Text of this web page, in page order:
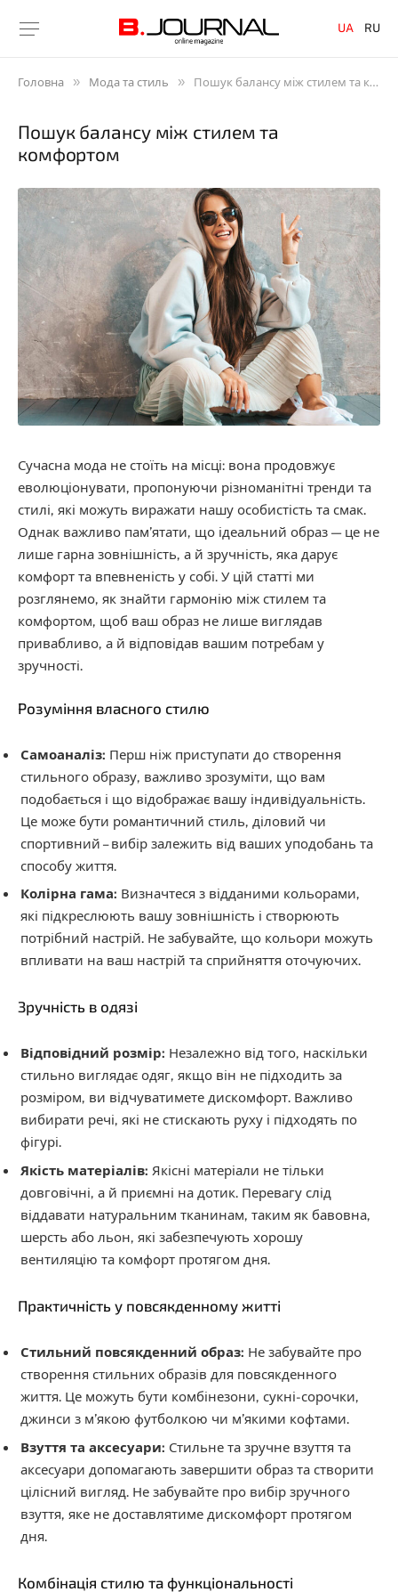
UA RU
Головна » Мода та стиль » Пошук балансу між стилем та комфортом
Пошук балансу між стилем та
комфортом
Сучасна мода не стоїть на місці: вона продовжує
еволюціонувати, пропонуючи різноманітні тренди та
стилі, які можуть виражати нашу особистість та смак.
Однак важливо пам’ятати, що ідеальний образ — це не
лише гарна зовнішність, а й зручність, яка дарує
комфорт та впевненість у собі. У цій статті ми
розглянемо, як знайти гармонію між стилем та
комфортом, щоб ваш образ не лише виглядав
привабливо, а й відповідав вашим потребам у
зручності.
Розуміння власного стилю
Самоаналіз: Перш ніж приступати до створення
стильного образу, важливо зрозуміти, що вам
подобається і що відображає вашу індивідуальність.
Це може бути романтичний стиль, діловий чи
спортивний – вибір залежить від ваших уподобань та
способу життя.
Колірна гама: Визначтеся з відданими кольорами,
які підкреслюють вашу зовнішність і створюють
потрібний настрій. Не забувайте, що кольори можуть
впливати на ваш настрій та сприйняття оточуючих.
Зручність в одязі
Відповідний розмір: Незалежно від того, наскільки
стильно виглядає одяг, якщо він не підходить за
розміром, ви відчуватимете дискомфорт. Важливо
вибирати речі, які не стискають руху і підходять по
фігурі.
Якість матеріалів: Якісні матеріали не тільки
довговічні, а й приємні на дотик. Перевагу слід
віддавати натуральним тканинам, таким як бавовна,
шерсть або льон, які забезпечують хорошу
вентиляцію та комфорт протягом дня.
Практичність у повсякденному житті
Стильний повсякденний образ: Не забувайте про
створення стильних образів для повсякденного
життя. Це можуть бути комбінезони, сукні-сорочки,
джинси з м’якою футболкою чи м’якими кофтами.
Взуття та аксесуари: Стильне та зручне взуття та
аксесуари допомагають завершити образ та створити
цілісний вигляд. Не забувайте про вибір зручного
взуття, яке не доставлятиме дискомфорт протягом
дня.
Комбінація стилю та функціональності